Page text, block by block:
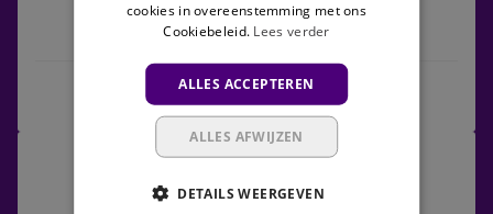
Lokeren RSCA Futures
06/02/2027 - TBC
cookies in overeenstemming met ons
Cookiebeleid. Lees verder
ALLES ACCEPTEREN
ALLES AFWIJZEN
DETAILS WEERGEVEN